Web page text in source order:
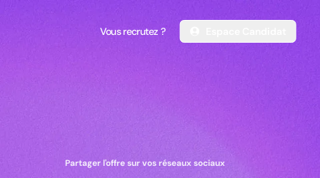
Vous recrutez ?
Vous recrutez ?
Partager l'offre sur vos réseaux sociaux